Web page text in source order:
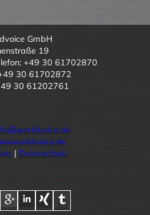
GmbH
19
+49 30 61702870
30 61702872
30 61202761
| Datenschutz